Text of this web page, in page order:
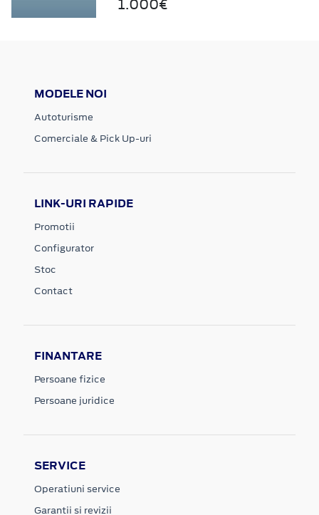
1.000€
MODELE NOI
Autoturisme
Comerciale & Pick Up-uri
LINK-URI RAPIDE
Promotii
Configurator
Stoc
Contact
FINANTARE
Persoane fizice
Persoane juridice
SERVICE
Operatiuni service
Garantii si revizii